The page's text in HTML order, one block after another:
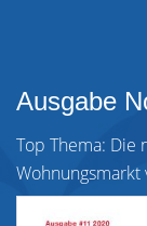
Ausgabe
Top Thema: Die
Wohnungsmarkt